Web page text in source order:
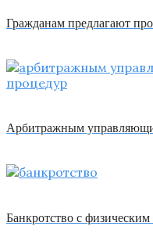
Гражданам предлагают
Арбитражным
Банкротство с